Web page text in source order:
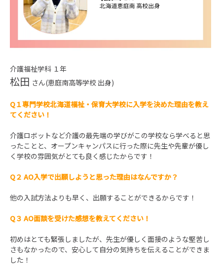
介護福祉学科 １年
松田 さん(恵庭南高等学校 出身)
Q１専門学校北海道福祉・保育大学校に入学を決めた理由を教え
てください！
介護ロボットなど介護の最先端の学びがこの学校なら学べると思
ったことと、オープンキャンパスに行った際に先生や先輩が優し
く学校の雰囲気がとても良く感じたからです！
Q２ AO入学で出願しようと思った理由はなんですか？
他の入試方法よりも早く、出願することができるからです！
Q３ AO面談を受けた感想を教えてください ！
初めはとても緊張しましたが、先生が優しく面接のような堅苦し
さもなかったので、安心して自分の気持ちを伝えることができま
した！